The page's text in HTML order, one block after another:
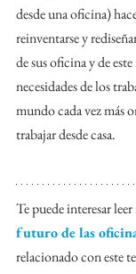
desde una oficina)
reinventarse y
de sus oficina y de
necesidades de los
mundo cada vez más
trabajar desde casa.
Te puede interesar
futuro de las
relacionado con este